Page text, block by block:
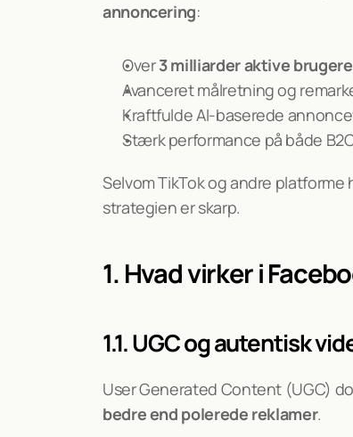
annoncering:
Over 3 milliarder aktive brugere
Avanceret målretning og
Kraftfulde AI-baserede
Stærk performance på både
Selvom TikTok og andre
strategien er skarp.
1. Hvad virker i
1.1. UGC og autentisk
bedre end polerede reklamer.